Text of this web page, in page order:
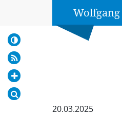
Wolfgang
20.03.2025